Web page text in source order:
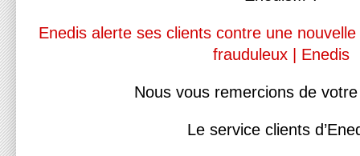
Enedis alerte ses clients contre une
frauduleux | Enedis
Nous vous remercions de
Le service clients